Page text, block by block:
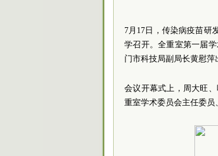
7月17日，传染病疫苗研
学召开。全重室第一届
门市科技局副局长黄慰萍
会议开幕式上，周大旺
重室学术委员会主任委员